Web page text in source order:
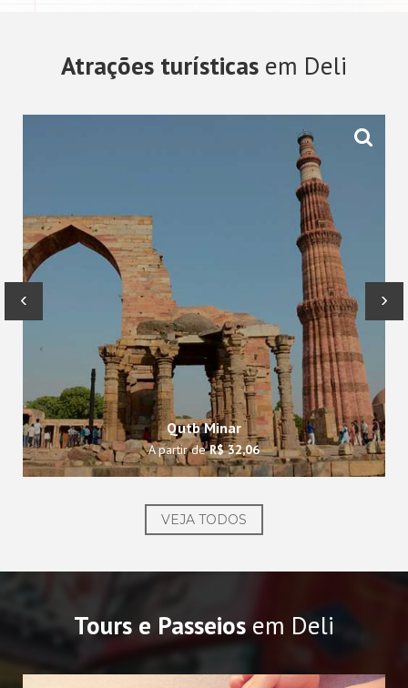
Atrações turísticas em Deli
Qutb Minar
A partir deR$ 32,06
‹ ›
VEJA TODOS
Tours e Passeiosem Deli